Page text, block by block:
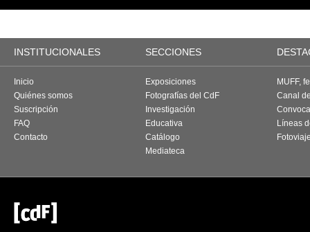
INSTITUCIONALES SECCIONES
Inicio
Quiénes somos
Suscripción
FAQ
Contacto
Exposiciones
Fotografías del CdF
Investigación
Educativa
Catálogo
Mediateca
MUFF,
Canal
Líneas